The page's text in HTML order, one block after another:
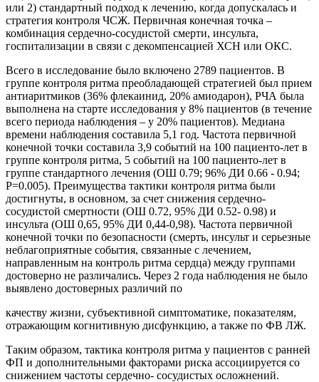
или 2) стандартный подход к лечению, когда допускалась и
стратегия контроля ЧСЖ. Первичная конечная точка –
комбинация сердечно-сосудистой смерти, инсульта,
госпитализации в связи с декомпенсацией ХСН или ОКС.
Всего в исследование было включено 2789 пациентов. В
группе контроля ритма преобладающей стратегией был прием
антиаритмиков (36% флекаинид, 20% амиодарон), РЧА была
выполнена на старте исследования у 8% пациентов (в течение
всего периода наблюдения – у 20% пациентов). Медиана
времени наблюдения составила 5,1 год. Частота первичной
конечной точки составила 3,9 событий на 100 пациенто-лет в
группе контроля ритма, 5 событий на 100 пациенто-лет в
группе стандартного лечения (ОШ 0.79; 96% ДИ 0.66 - 0.94;
P=0.005). Преимущества тактики контроля ритма были
достигнуты, в основном, за счет снижения сердечно-
сосудистой смертности (ОШ 0.72, 95% ДИ 0.52- 0.98) и
инсульта (ОШ 0,65, 95% ДИ 0,44-0,98). Частота первичной
конечной точки по безопасности (смерть, инсульт и серьезные
неблагоприятные события, связанные с лечением,
направленным на контроль ритма сердца) между группами
достоверно не различались. Через 2 года наблюдения не было
выявлено достоверных различий по
качеству жизни, субъективной симптоматике, показателям,
отражающим когнитивную дисфункцию, а также по ФВ ЛЖ.
Таким образом, тактика контроля ритма у пациентов с ранней
ФП и дополнительными факторами риска ассоциируется со
снижением частоты сердечно- сосудистых осложнений.